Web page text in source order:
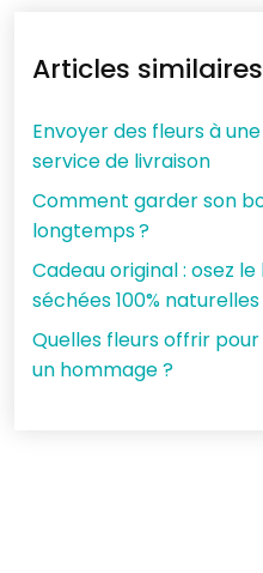
Articles similaires
Envoyer des fleurs à
service de livraison
Comment garder son
longtemps ?
Cadeau original : osez
séchées 100% naturelles
Quelles fleurs offrir
un hommage ?